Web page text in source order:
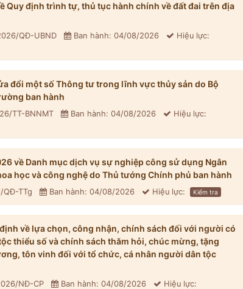
Quy định trình tự, thủ tục hành chính về đất đai trên địa
QĐ-UBND Ban hành: 04/08/2026 Hiệu lực:
đổi một số Thông tư trong lĩnh vực thủy sản do Bộ
ban hành
TT-BNNMT Ban hành: 04/08/2026 Hiệu lực:
về Danh mục dịch vụ sự nghiệp công sử dụng Ngân
học và công nghệ do Thủ tướng Chính phủ ban hành
QĐ-TTg Ban hành: 04/08/2026 Hiệu lực: Kiểm tra
về lựa chọn, công nhận, chính sách đối với người có
thiểu số và chính sách thăm hỏi, chúc mừng, tặng
tôn vinh đối với tổ chức, cá nhân người dân tộc
NĐ-CP Ban hành: 04/08/2026 Hiệu lực: